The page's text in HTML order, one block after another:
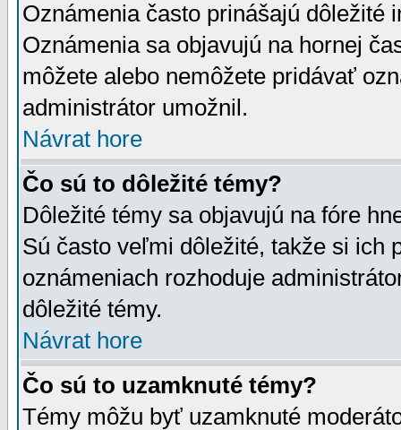
Oznámenia často prinášajú dôležité
Oznámenia sa objavujú na hornej
môžete alebo nemôžete pridávať
administrátor umožnil.
Návrat hore
Čo sú to dôležité témy?
Dôležité témy sa objavujú na fóre
Sú často veľmi dôležité, takže si ich
oznámeniach rozhoduje
dôležité témy.
Návrat hore
Čo sú to uzamknuté témy?
Témy môžu byť uzamknuté